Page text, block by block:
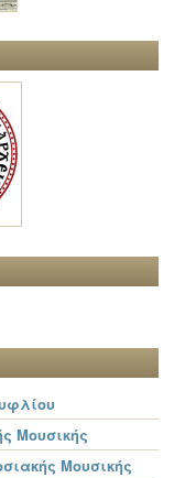
Μουσικής
Μουσικής